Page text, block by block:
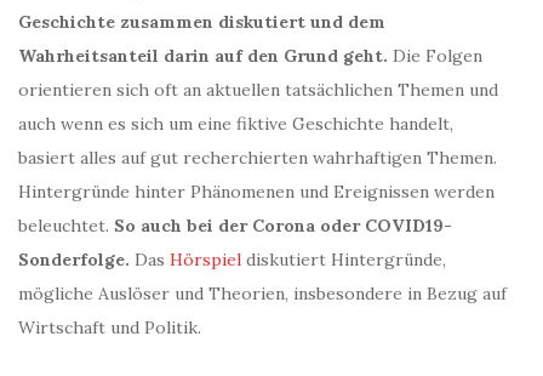
Geschichte zusammen diskutiert und dem
Wahrheitsanteil darin auf den Grund geht. Die Folgen
orientieren sich oft an aktuellen tatsächlichen Themen und
auch wenn es sich um eine fiktive Geschichte handelt,
basiert alles auf gut recherchierten wahrhaftigen Themen.
Hintergründe hinter Phänomenen und Ereignissen werden
beleuchtet. So auch bei der Corona oder COVID19-
Sonderfolge. Das Hörspiel diskutiert Hintergründe,
mögliche Auslöser und Theorien, insbesondere in Bezug auf
Wirtschaft und Politik.